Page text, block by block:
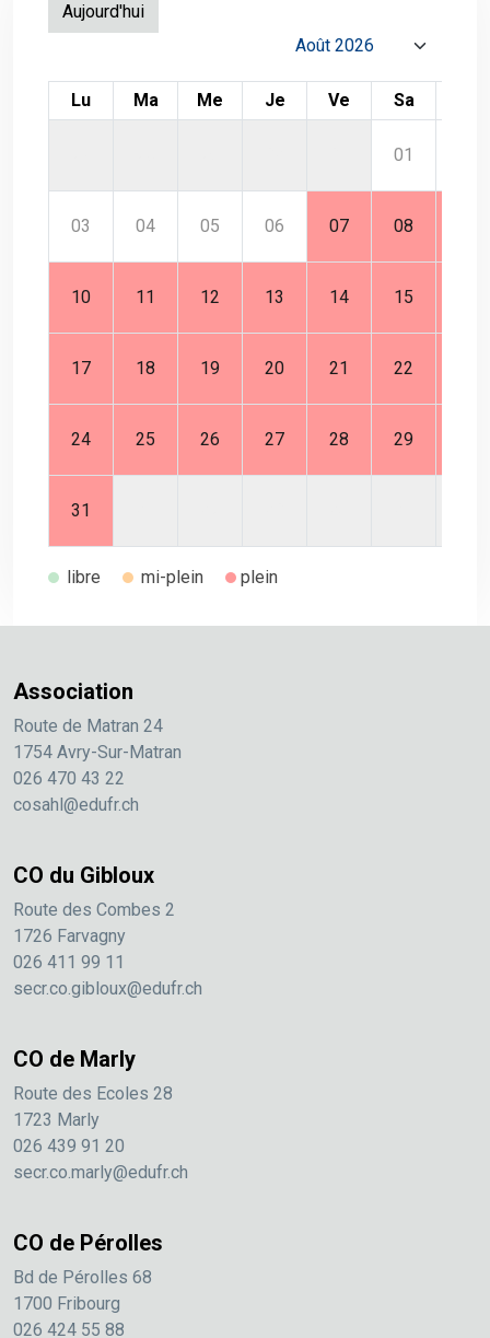
Aujourd'hui
Lu Ma Me Je Ve Sa
01
03 04 05 06 07 08
10 11 12 13 14 15
17 18 19 20 21 22
24 25 26 27 28 29
31
libre mi-plein plein
Association
Route de Matran 24
1754 Avry-Sur-Matran
026 470 43 22
cosahl@edufr.ch
CO du Gibloux
Route des Combes 2
1726 Farvagny
026 411 99 11
secr.co.gibloux@edufr.ch
CO de Marly
Route des Ecoles 28
1723 Marly
026 439 91 20
secr.co.marly@edufr.ch
CO de Pérolles
Bd de Pérolles 68
1700 Fribourg
026 424 55 88